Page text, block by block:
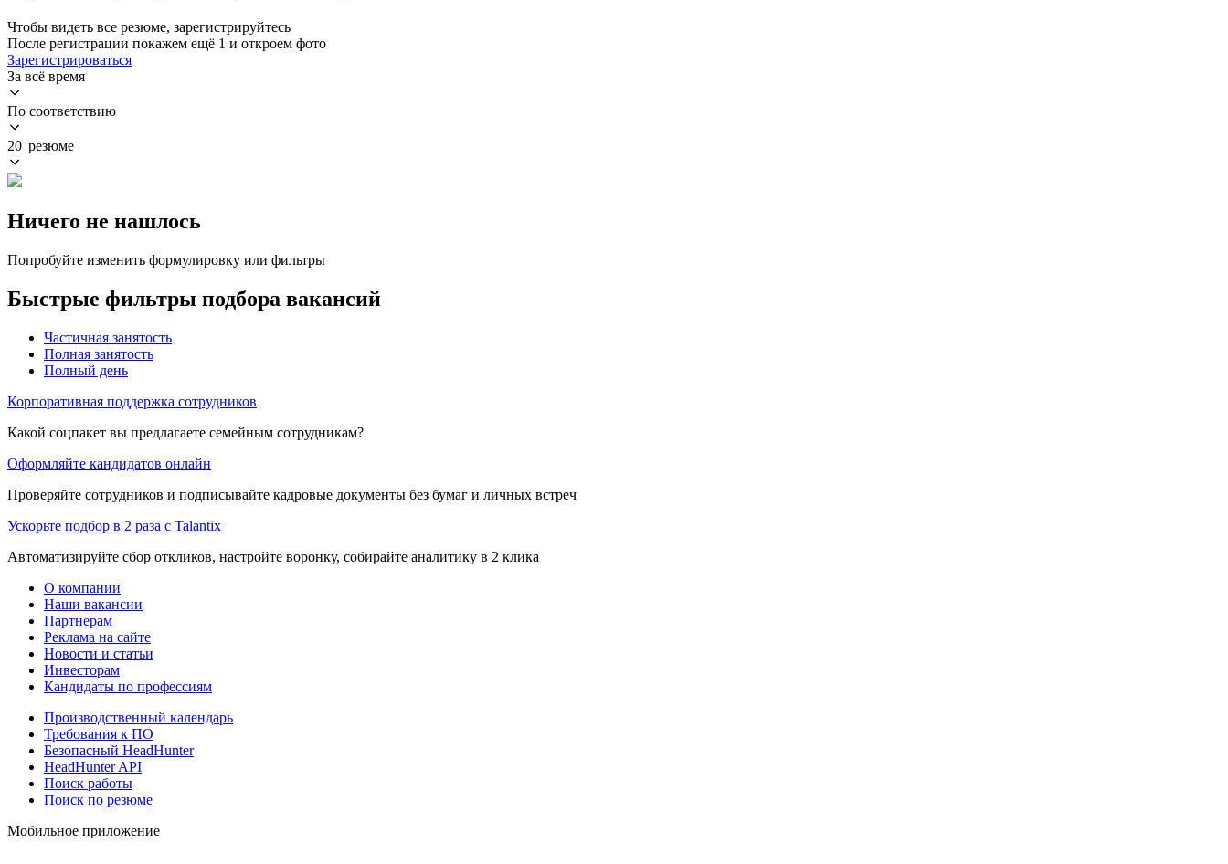
Чтобы видеть все резюме, зарегистрируйтесь
После регистрации покажем ещё 1 и откроем фото
Зарегистрироваться
За всё время
По соответствию
20 резюме
Ничего не нашлось
Попробуйте изменить формулировку или фильтры
Быстрые фильтры подбора вакансий
Частичная занятость
Полная занятость
Полный день
Корпоративная поддержка сотрудников
Какой соцпакет вы предлагаете семейным сотрудникам?
Оформляйте кандидатов онлайн
Проверяйте сотрудников и подписывайте кадровые документы без бумаг и личных встреч
Ускорьте подбор в 2 раза с Talantix
Автоматизируйте сбор откликов, настройте воронку, собирайте аналитику в 2 клика
О компании
Наши вакансии
Партнерам
Реклама на сайте
Новости и статьи
Инвесторам
Кандидаты по профессиям
Производственный календарь
Требования к ПО
Безопасный HeadHunter
HeadHunter API
Поиск работы
Поиск по резюме
Мобильное приложение